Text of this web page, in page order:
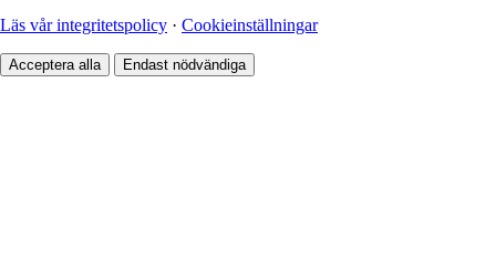
Läs vår integritetspolicy · Cookieinställningar
Acceptera alla Endast nödvändiga